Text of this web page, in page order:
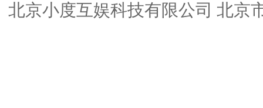
北京小度互娱科技有限公司 北京